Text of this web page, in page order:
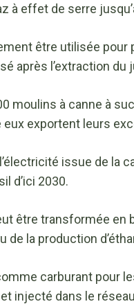
à effet de serre
être utilisée pour
après l’extraction du
moulins à canne à
eux exportent leurs
issue de la
d’ici 2030.
être transformée en
la production
carburant pour
injecté dans le